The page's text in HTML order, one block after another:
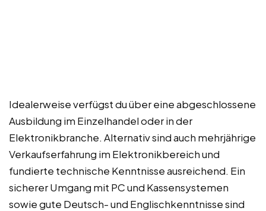
Idealerweise verfügst du über eine abgeschlossene
Ausbildung im Einzelhandel oder in der
Elektronikbranche. Alternativ sind auch mehrjährige
Verkaufserfahrung im Elektronikbereich und
fundierte technische Kenntnisse ausreichend. Ein
sicherer Umgang mit PC und Kassensystemen
sowie gute Deutsch- und Englischkenntnisse sind